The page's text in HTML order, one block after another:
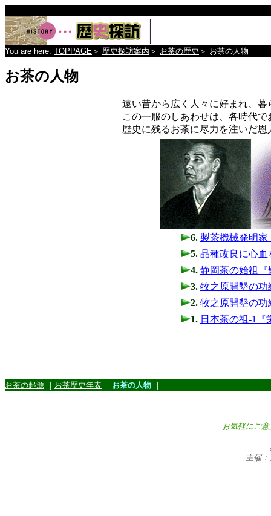
You are here: TOPPAGE ＞ 歴史探訪案内 ＞ お茶の歴史 ＞ お茶の人物
お茶の人物
遠い昔から広く人々に好まれ、
この一服のしあわせは、各時代
歴史に残るお茶に尽力を注いだ
6. 製茶機械発明家
5. 品種改良に心
4. 静岡茶の始祖『
3. 牧之原開墾の功
2. 牧之原開墾の功
1. 日本茶の祖-1『
お茶の起源 ｜ お茶歴史年表 ｜ お茶の人物 ｜
お気軽にご
主催